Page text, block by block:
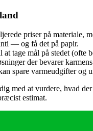
priser på materiale,
— og få det på papir.
tage mål på stedet (ofte
der bevarer
spare varmeudgifter og
med at vurdere, hvad
estimat.